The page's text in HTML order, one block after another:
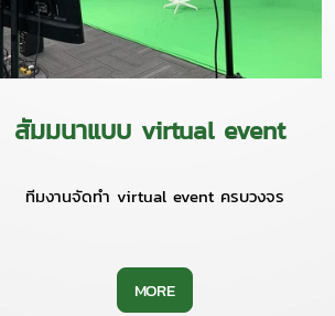
สัมมนาแบบ virtual event
ทีมงานจัดทำ virtual event ครบวงจร
MORE